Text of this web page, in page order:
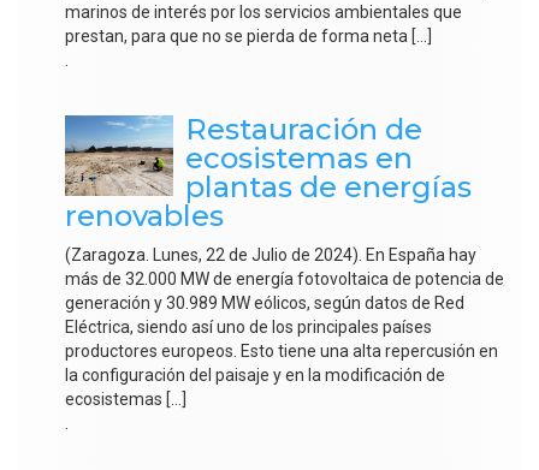
marinos de interés por los servicios ambientales que
prestan, para que no se pierda de forma neta […]
Restauración de
ecosistemas en
plantas de energías
renovables
(Zaragoza. Lunes, 22 de Julio de 2024). En España hay
más de 32.000 MW de energía fotovoltaica de potencia de
generación y 30.989 MW eólicos, según datos de Red
Eléctrica, siendo así uno de los principales países
productores europeos. Esto tiene una alta repercusión en
la configuración del paisaje y en la modificación de
ecosistemas […]